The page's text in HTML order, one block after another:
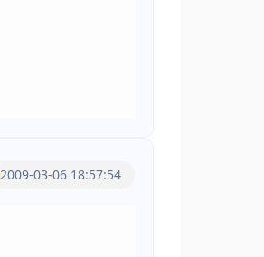
2009-03-06 18:57:54